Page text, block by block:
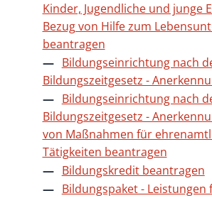
Kinder, Jugendliche und junge
Bezug von Hilfe zum
beantragen
Bildungseinrichtung nach
Bildungszeitgesetz -
Bildungseinrichtung nach
Bildungszeitgesetz -
von Maßnahmen für
Tätigkeiten beantragen
Bildungskredit beantragen
Bildungspaket -